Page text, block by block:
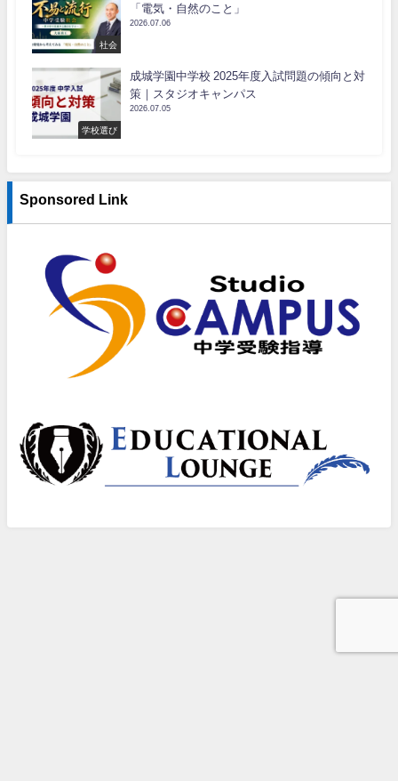
社会
「電気・自然のこと」
2026.07.06
学校選び
成城学園中学校 2025年度入試問題の傾向と対
策｜スタジオキャンパス
2026.07.05
Sponsored Link